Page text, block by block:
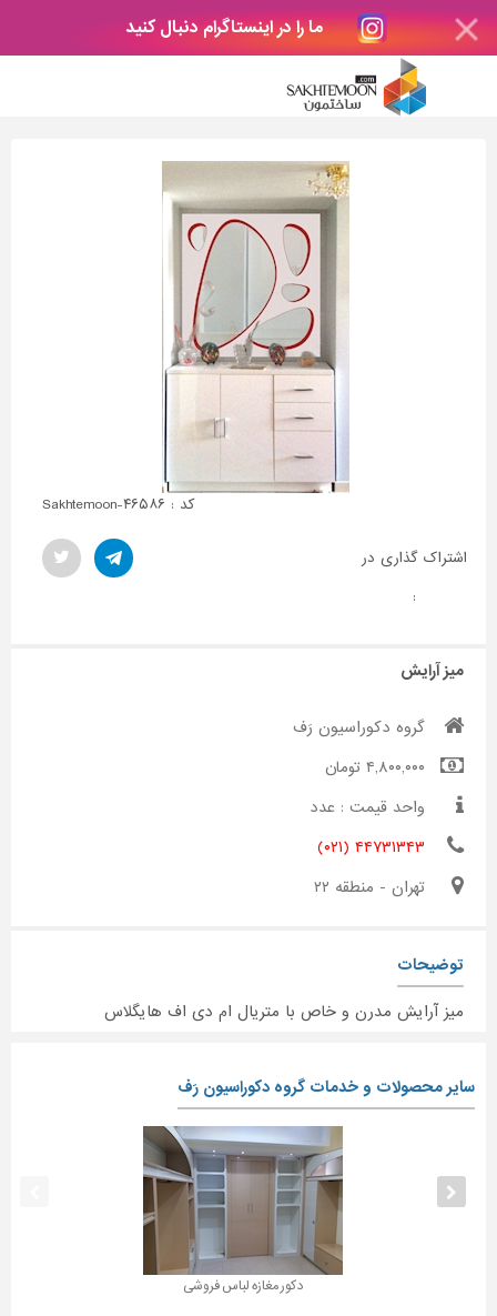
ما را در اینستاگرام دنبال کنید
کد : Sakhtemoon-۴۶۵۸۶
اشتراک گذاری در
:
میز آرایش
گروه دکوراسیون رَف
۴,۸۰۰,۰۰۰ تومان
واحد قیمت : عدد
۴۴۷۳۱۳۴۳ (۰۲۱)
تهران - منطقه ۲۲
توضیحات
میز آرایش مدرن و خاص با متریال ام دی اف هایگلاس
سایر محصولات و خدمات گروه دکوراسیون رَف
دکور مغازه لباس فروشی